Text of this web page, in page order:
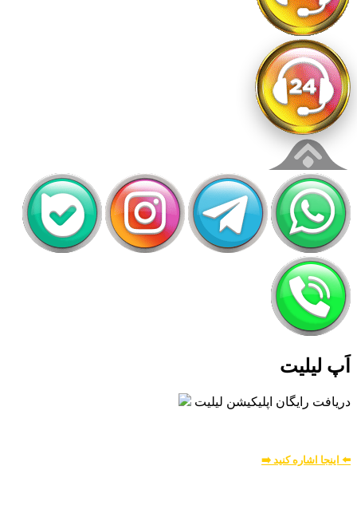
اَپ لیلیت
دریافت رایگان اپلیکیشن لیلیت
⬅️ اینجا اشاره کنید ➡️